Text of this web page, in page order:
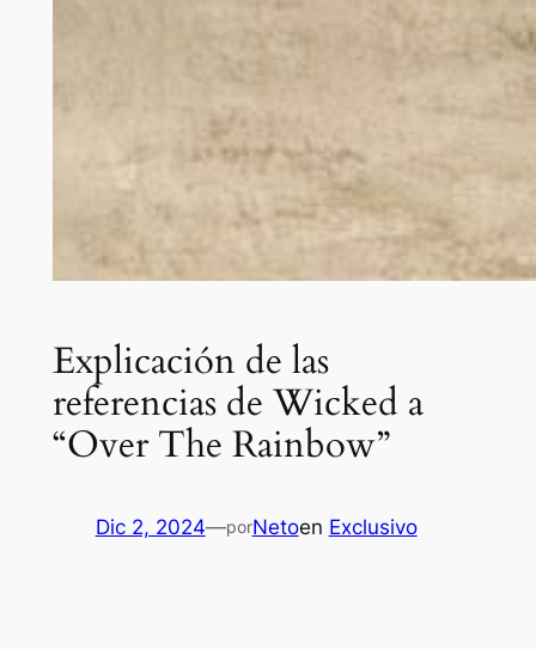
Explicación de las
referencias de Wicked a
“Over The Rainbow”
Dic 2, 2024—porNetoen Exclusivo